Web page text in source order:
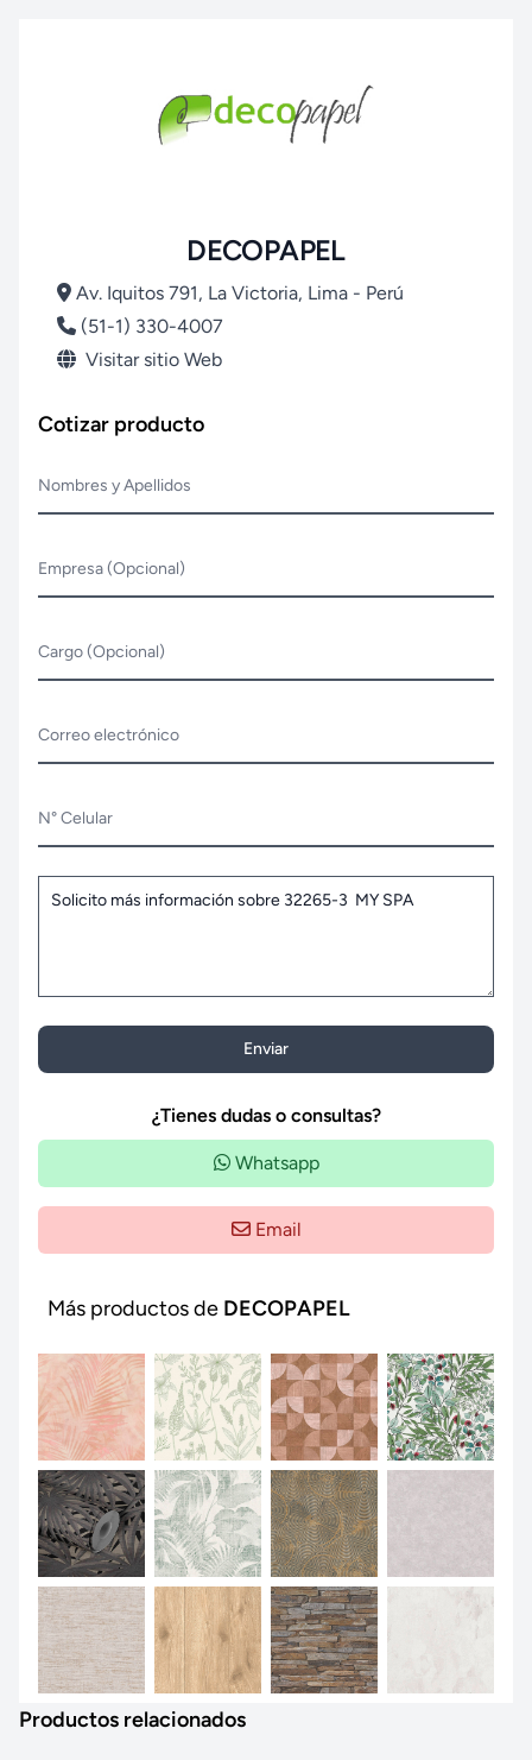
DECOPAPEL
Av. Iquitos 791, La Victoria, Lima - Perú
(51-1) 330-4007
Visitar sitio Web
Cotizar producto
Nombres y Apellidos
Empresa (Opcional)
Cargo (Opcional)
Correo electrónico
N° Celular
Enviar
¿Tienes dudas o consultas?
Whatsapp
Email
Más productos de DECOPAPEL
Productos relacionados